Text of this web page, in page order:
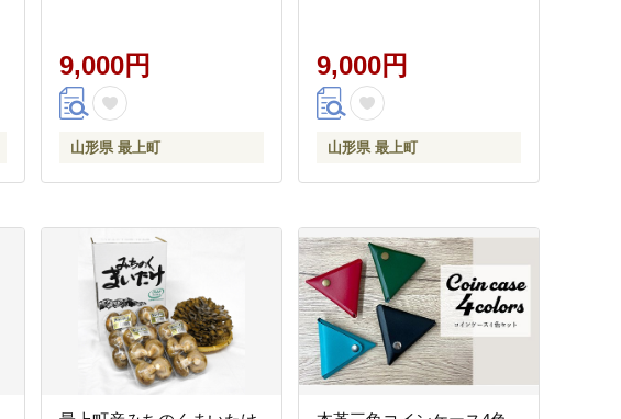
9,000円
山形県 最上町
9,000円
山形県 最上町